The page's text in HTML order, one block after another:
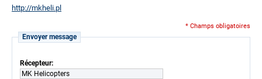
http://mkheli.pl
* Champs obligatoires
Envoyer message
Récepteur:
MK Helicopters